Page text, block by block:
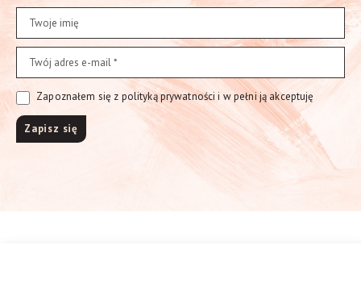
Zapoznałem się z polityką prywatności i w pełni ją akceptuję